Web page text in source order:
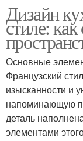
Стиль на
Гамма
Дизайн
стиле: как
Основные
Французский
изысканности и
напоминающую
деталь
элементами